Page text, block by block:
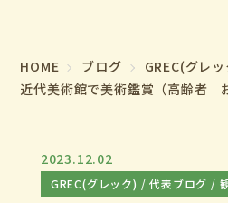
HOME ブログ GREC(グレ
近代美術館で美術鑑賞（高齢者
2023.12.02
GREC(グレック) 代表ブログ